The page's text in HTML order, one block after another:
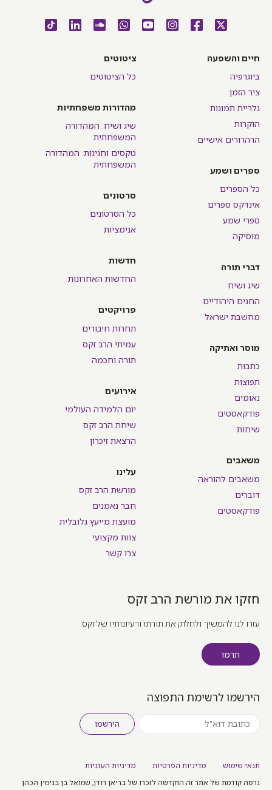
חיים והשפעה
ביוגרפיה
ציר הזמן
גלריית תמונות
הוקרות
הרהרורים אישיים
ספרים ושמע
כל הספרים
אינדקס ספרים
ספרי שמע
מוסיקה
דברי תורה
שיג ושיח
החגים היהודיים
מחשבת ישראל
מוסר ואתיקה
כתבות
תפוצות
נאומים
פודקאסטים
שיחות
משאבים
משאבים להוראה
דוברים
פודקאסטים
ציטוטים
כל הציטוטים
מהדורות משפחתיות
שיג ושיח: המהדורה
המשפחתית
טקסים וחגיגות: המהדורה
המשפחתית
סרטונים
כל הסרטונים
אנימציות
חדשות
החדשות האחרונות
פרויקטים
תחרות חיבורים
עמיתי הרב זקס
תורה וחכמה
אירועים
יום הלמידה העולמי
שיחת הרב זקס
הרצאת זיכרון
עלינו
מורשת הרב זקס
חבר נאמנים
מועצת מייעץ גלובלית
צוות מקצועי
צרו קשר
חזקו את מורשת הרב זקס
עזרו לנו להמשיך ולחלוק את תורתו ורעיונותיו של זקס
תרמו
הירשמו לרשימת התפוצה
הירשמו
תנאי שימוש מדיניות הפרטיות
מדיניות העוגיות
גרסה קודמת של אתר זה הוקדשה לזכרו של בריאן רודן, שמואל בן בנימין הכהן